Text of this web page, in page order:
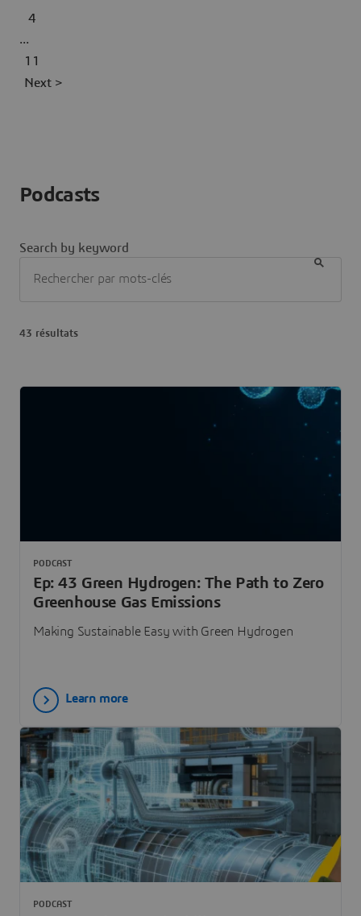
4
...
11
Next >
Podcasts
Search by keyword
43 résultats
Ep: 43 Green Hydrogen: The Path to Zero
Greenhouse Gas Emissions
Making Sustainable Easy with Green Hydrogen
PODCAST
Learn more
PODCAST